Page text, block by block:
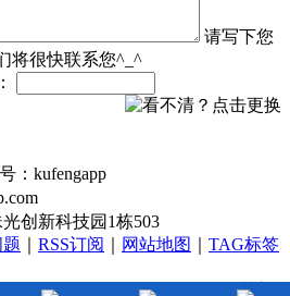
请写下您
将很快联系您^_^
：kufengapp
创新科技园1栋503
RSS订阅 网站地图
TAG标签
All Rights Reserved. 深圳市